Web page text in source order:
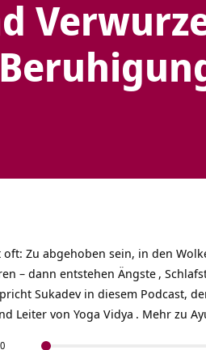
oft: Zu abgehoben sein, in den
– dann entstehen Ängste ,
Sukadev in diesem Podcast,
Leiter von Yoga Vidya . Mehr zu